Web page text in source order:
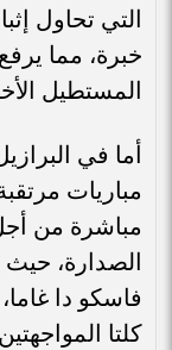
التي تحاول
خبرة، مما
المستطيل
أما في
مباريات
مباشرة من
الصدارة،
فاسكو دا